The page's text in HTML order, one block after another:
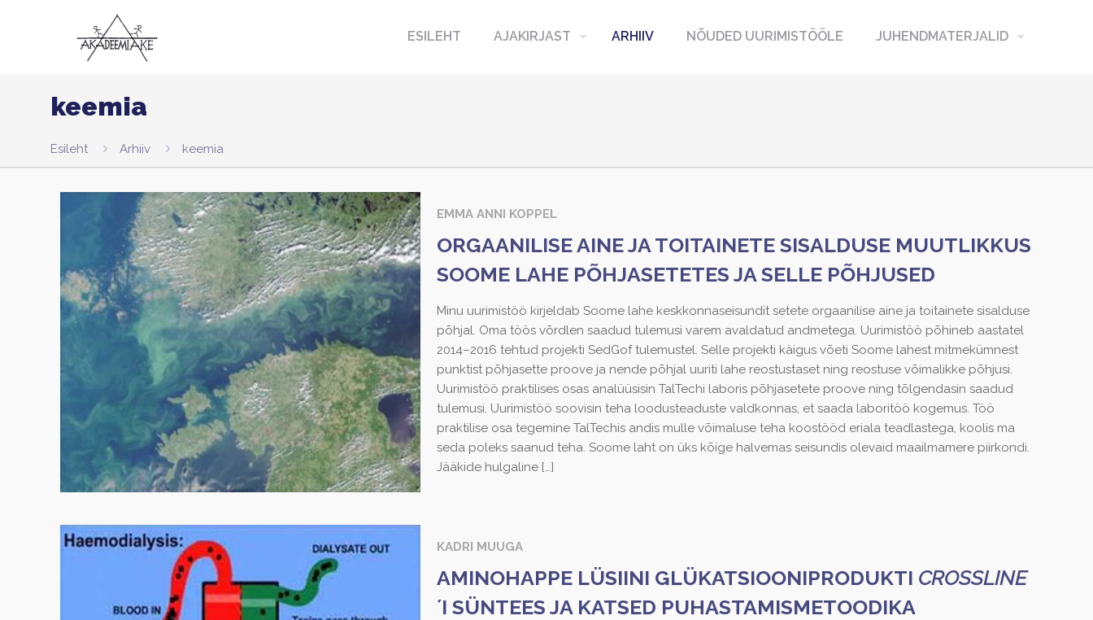
ESILEHT AJAKIRJAST ARHIIV NÕUDED UURIMISTÖÖLE JUHENDMATERJALID
keemia
Esileht Arhiiv keemia
EMMA ANNI KOPPEL
ORGAANILISE AINE JA TOITAINETE SISALDUSE MUUTLIKKUS
SOOME LAHE PÕHJASETETES JA SELLE PÕHJUSED
Minu uurimistöö kirjeldab Soome lahe keskkonnaseisundit setete orgaanilise aine ja toitainete sisalduse
põhjal. Oma töös võrdlen saadud tulemusi varem avaldatud andmetega. Uurimistöö põhineb aastatel
2014–2016 tehtud projekti SedGof tulemustel. Selle projekti käigus võeti Soome lahest mitmekümnest
punktist põhjasette proove ja nende põhjal uuriti lahe reostustaset ning reostuse võimalikke põhjusi.
Uurimistöö praktilises osas analüüsisin TalTechi laboris põhjasetete proove ning tõlgendasin saadud
tulemusi. Uurimistöö soovisin teha loodusteaduste valdkonnas, et saada laboritöö kogemus. Töö
praktilise osa tegemine TalTechis andis mulle võimaluse teha koostööd eriala teadlastega, koolis ma
seda poleks saanud teha. Soome laht on üks kõige halvemas seisundis olevaid maailmamere piirkondi.
Jääkide hulgaline[…]
KADRI MUUGA
AMINOHAPPE LÜSIINI GLÜKATSIOONIPRODUKTI CROSSLINE
´I SÜNTEES JA KATSED PUHASTAMISMETOODIKA